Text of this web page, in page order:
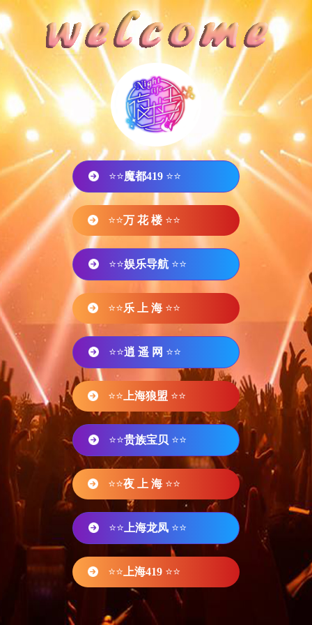
⭐⭐魔都419 ⭐⭐
⭐⭐万 花 楼 ⭐⭐
⭐⭐娱乐导航 ⭐⭐
⭐⭐乐 上 海 ⭐⭐
⭐⭐逍 遥 网 ⭐⭐
⭐⭐ 上海狼盟 ⭐⭐
⭐⭐贵族宝贝 ⭐⭐
⭐⭐夜 上 海 ⭐⭐
⭐⭐ 上海龙凤 ⭐⭐
⭐⭐ 上海419 ⭐⭐